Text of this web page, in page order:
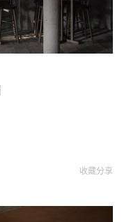
收藏分享